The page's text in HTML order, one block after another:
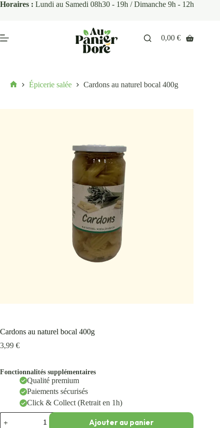
Horaires : Lundi au Samedi 08h30 - 19h / Dimanche 9h - 12h
0,00€
Épicerie salée Cardons au naturel bocal 400g
Cardons au naturel bocal 400g
3,99 €
Fonctionnalités supplémentaires
Qualité premium
Paiements sécurisés
Click & Collect (Retrait en 1h)
Ajouter au panier